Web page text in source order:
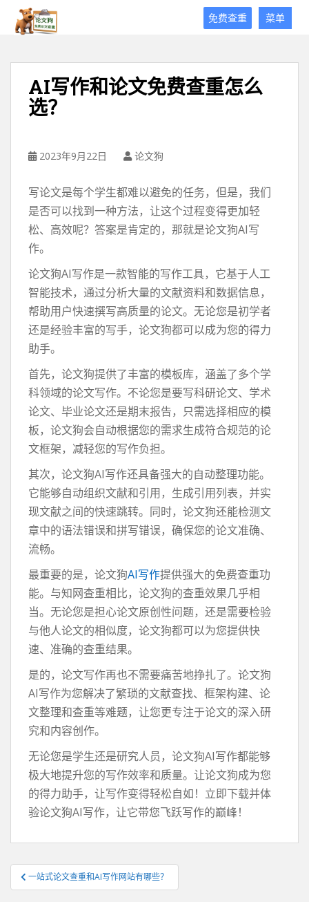
菜单
免费查重
AI写作和论文免费查重怎么
选？
2023年9月22日 论文狗
写论文是每个学生都难以避免的任务，但是，我们
是否可以找到一种方法，让这个过程变得更加轻
松、高效呢？答案是肯定的，那就是论文狗AI写
作。
论文狗AI写作是一款智能的写作工具，它基于人工
智能技术，通过分析大量的文献资料和数据信息，
帮助用户快速撰写高质量的论文。无论您是初学者
还是经验丰富的写手，论文狗都可以成为您的得力
助手。
首先，论文狗提供了丰富的模板库，涵盖了多个学
科领域的论文写作。不论您是要写科研论文、学术
论文、毕业论文还是期末报告，只需选择相应的模
板，论文狗会自动根据您的需求生成符合规范的论
文框架，减轻您的写作负担。
其次，论文狗AI写作还具备强大的自动整理功能。
它能够自动组织文献和引用，生成引用列表，并实
现文献之间的快速跳转。同时，论文狗还能检测文
章中的语法错误和拼写错误，确保您的论文准确、
流畅。
最重要的是，论文狗AI写作提供强大的免费查重功
能。与知网查重相比，论文狗的查重效果几乎相
当。无论您是担心论文原创性问题，还是需要检验
与他人论文的相似度，论文狗都可以为您提供快
速、准确的查重结果。
是的，论文写作再也不需要痛苦地挣扎了。论文狗
AI写作为您解决了繁琐的文献查找、框架构建、论
文整理和查重等难题，让您更专注于论文的深入研
究和内容创作。
无论您是学生还是研究人员，论文狗AI写作都能够
极大地提升您的写作效率和质量。让论文狗成为您
的得力助手，让写作变得轻松自如！立即下载并体
验论文狗AI写作，让它带您飞跃写作的巅峰！
文
章
一站式论文查重和AI写作网站有哪些？